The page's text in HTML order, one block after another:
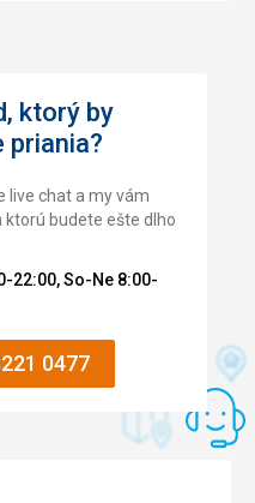
ktorý by
priania?
live chat a my vám
budete ešte dlho
22:00, So-Ne 8:00-
0477